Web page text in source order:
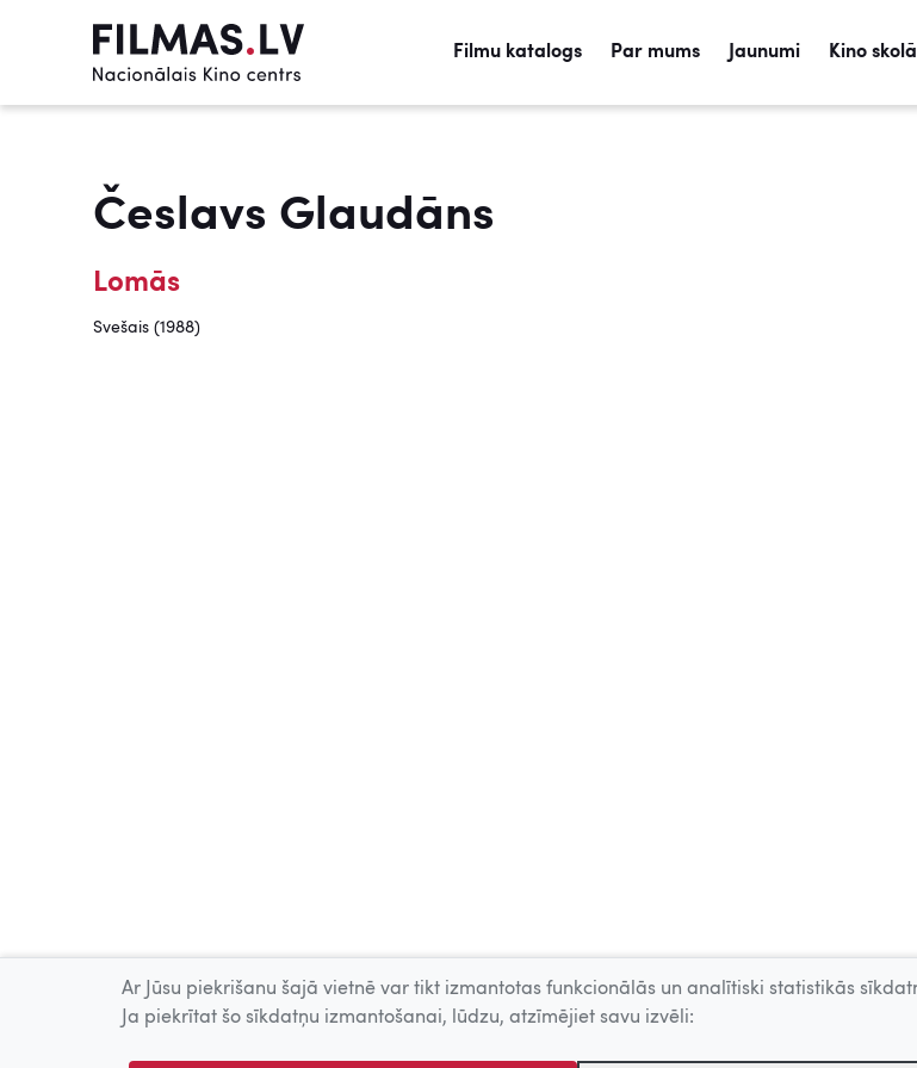
Filmu katalogs Par mums Jaunumi Kino
Česlavs Glaudāns
Lomās
Svešais (1988)
Ar Jūsu piekrišanu šajā vietnē var tikt izmantotas funkcionālās un analītiski statistikās
Ja piekrītat šo sīkdatņu izmantošanai, lūdzu, atzīmējiet savu izvēli: